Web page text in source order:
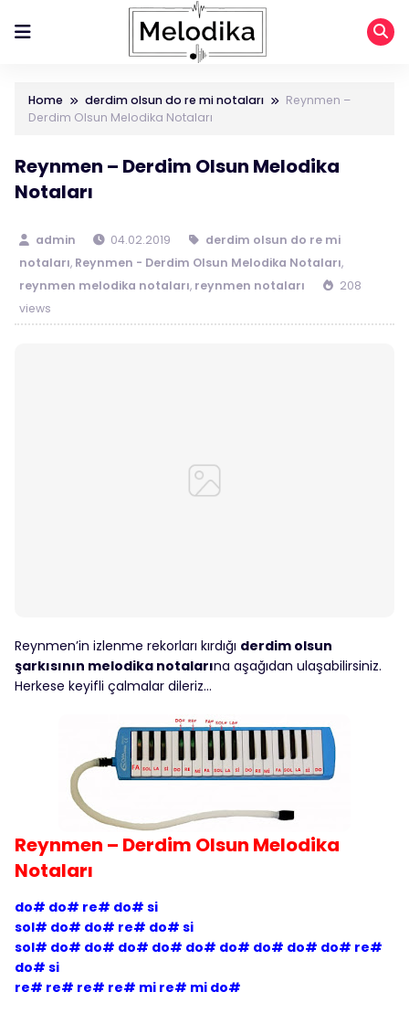
Home derdim olsun do re mi notaları
Reynmen –
Derdim Olsun Melodika Notaları
Reynmen – Derdim Olsun Melodika
Notaları
admin 04.02.2019
derdim olsun do re mi
notaları, Reynmen - Derdim Olsun Melodika Notaları,
reynmen melodika notaları, reynmen notaları
208
views
Reynmen’in izlenme rekorları kırdığı derdim olsun
şarkısının melodika notalarına aşağıdan ulaşabilirsiniz.
Herkese keyifli çalmalar dileriz…
Reynmen – Derdim Olsun Melodika
Notaları
do# do# re# do# si
sol# do# do# re# do# si
sol# do# do# do# do# do# do# do# do# do# re#
do# si
re# re# re# re# mi re# mi do#